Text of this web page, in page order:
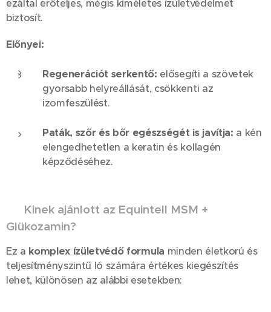
ezáltal erőteljes, mégis kíméletes ízületvédelmet
biztosít.
Előnyei:
Regenerációt serkentő: elősegíti a szövetek
gyorsabb helyreállását, csökkenti az
izomfeszülést.
Paták, szőr és bőr egészségét is javítja: a kén
elengedhetetlen a keratin és kollagén
képződéséhez.
Kinek ajánlott az Equintell MSM +
Glükozamin?
Ez a komplex ízületvédő formula minden életkorú és
teljesítményszintű ló számára értékes kiegészítés
lehet, különösen az alábbi esetekben: